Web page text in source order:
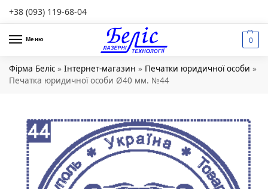
+38 (093) 119-68-04
Меню 0
Фірма Беліс » Інтернет-магазин » Печатки юридичної особи »
Печатка юридичної особи Ø40 мм. №44